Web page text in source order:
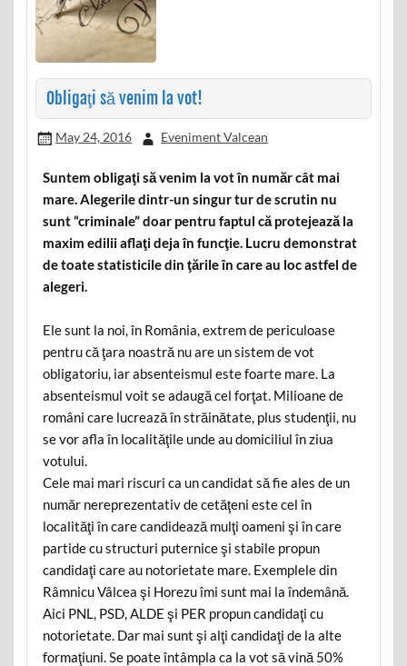
Obligaţi să venim la vot!
May 24, 2016 Eveniment Valcean
Suntem obligaţi să venim la vot în număr cât mai
mare. Alegerile dintr-un singur tur de scrutin nu
sunt “criminale” doar pentru faptul că protejează la
maxim edilii aflaţi deja în funcţie. Lucru demonstrat
de toate statisticile din ţările în care au loc astfel de
alegeri.
Ele sunt la noi, în România, extrem de periculoase
pentru că ţara noastră nu are un sistem de vot
obligatoriu, iar absenteismul este foarte mare. La
absenteismul voit se adaugă cel forţat. Milioane de
români care lucrează în străinătate, plus studenţii, nu
se vor afla în localităţile unde au domiciliul în ziua
votului.
Cele mai mari riscuri ca un candidat să fie ales de un
număr nereprezentativ de cetăţeni este cel în
localităţi în care candidează mulţi oameni şi în care
partide cu structuri puternice şi stabile propun
candidaţi care au notorietate mare. Exemplele din
Râmnicu Vâlcea şi Horezu îmi sunt mai la îndemână.
Aici PNL, PSD, ALDE şi PER propun candidaţi cu
notorietate. Dar mai sunt şi alţi candidaţi de la alte
formaţiuni. Se poate întâmpla ca la vot să vină 50%